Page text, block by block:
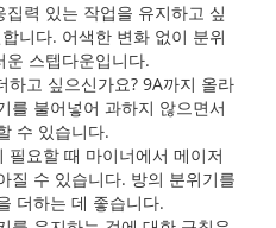
집력 있는 작업을 유지하고 싶
니다. 어색한 변화 없이 분위
운 스텝다운입니다.
하고 싶으신가요? 9A까지 올라
를 불어넣어 과하지 않으면서
수 있습니다.
필요할 때 마이너에서 메이저
질 수 있습니다. 방의 분위기를
더하는 데 좋습니다.